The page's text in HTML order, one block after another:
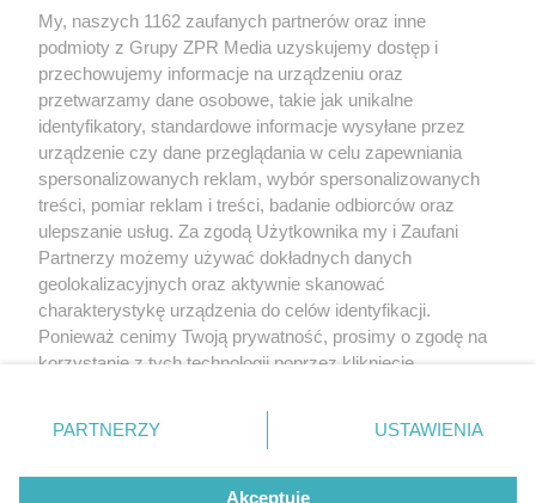
rozpowszechniany lub dalej rozpowszechniany w jakikolwiek sposób
(w tym także elektroniczny lub mechaniczny) na jakimkolwiek polu
eksploatacji w jakiejkolwiek formie, włącznie z umieszczaniem w
Internecie bez pisemnej zgody właściciela praw. Jakiekolwiek użycie
lub wykorzystanie utworów w całości lub w części z naruszeniem
prawa, tzn. bez właściwej zgody, jest zabronione pod groźbą kary i
może być ścigane prawnie.
O nas
Informacje prawne
Nasze serwisy
My, naszych 1162 zaufanych partnerów oraz inne
podmioty z Grupy ZPR Media uzyskujemy dostęp i
przechowujemy informacje na urządzeniu oraz
przetwarzamy dane osobowe, takie jak unikalne
identyfikatory, standardowe informacje wysyłane przez
urządzenie czy dane przeglądania w celu zapewniania
spersonalizowanych reklam, wybór spersonalizowanych
treści, pomiar reklam i treści, badanie odbiorców oraz
ulepszanie usług. Za zgodą Użytkownika my i Zaufani
Partnerzy możemy używać dokładnych danych
geolokalizacyjnych oraz aktywnie skanować
charakterystykę urządzenia do celów identyfikacji.
Ponieważ cenimy Twoją prywatność, prosimy o zgodę na
korzystanie z tych technologii poprzez kliknięcie
zmienić/wycofać klikając przycisk ustawień prywatności
znajdujący się w lewym dolnym rogu strony
rodzaje przetwarzania danych nie wymagają zgody
użytkownika, ale masz prawo sprzeciwić się takiemu
PARTNERZY USTAWIENIA
Akceptuję